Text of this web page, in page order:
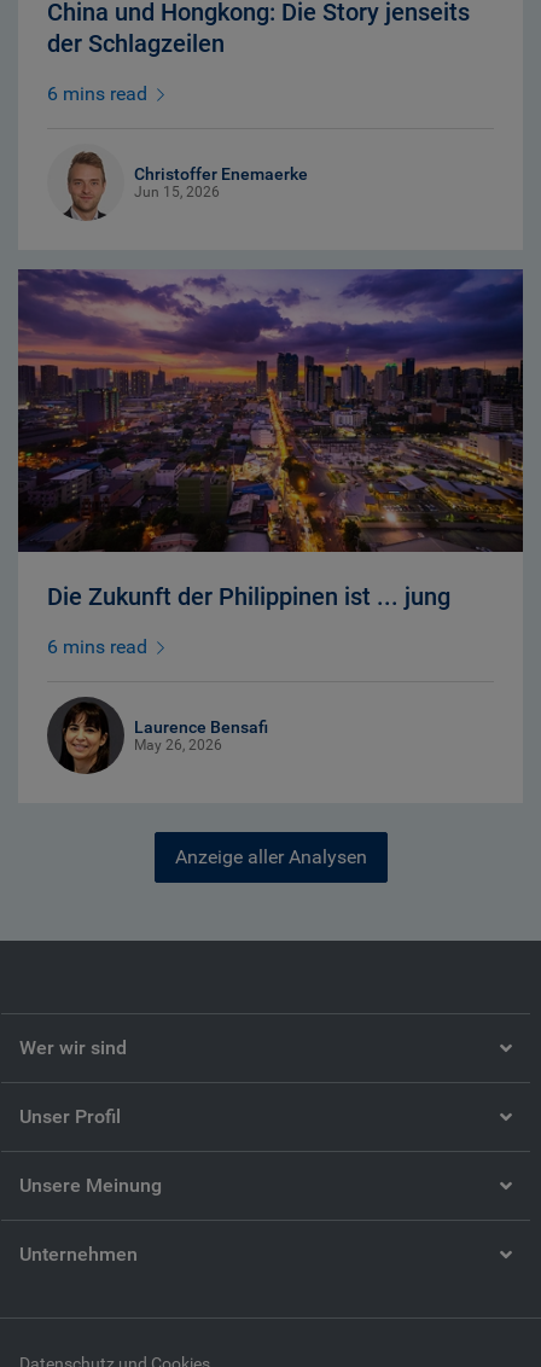
China und Hongkong: Die Story jenseits
der Schlagzeilen
6 mins read
Christoffer Enemaerke
Jun 15, 2026
Die Zukunft der Philippinen ist ... jung
6 mins read
Laurence Bensafi
May 26, 2026
Anzeige aller Analysen
Wer wir sind
Unser Profil
Unsere Meinung
Unternehmen